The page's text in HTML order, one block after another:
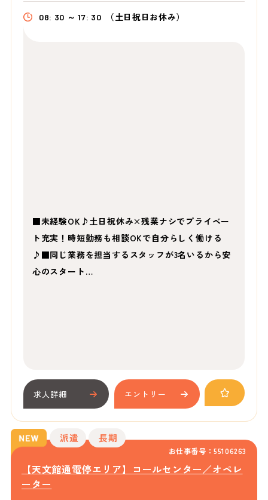
08: 30 ～ 17: 30 （土日祝日お休み）
■未経験OK♪土日祝休み×残業ナシでプライベー
ト充実！時短勤務も相談OKで自分らしく働ける
♪■同じ業務を担当するスタッフが3名いるから安
心のスタート…
求人詳細 エントリー
お仕事番号：55106263
派遣 長期
【天文館通電停エリア】コールセンター／オペレ
ーター